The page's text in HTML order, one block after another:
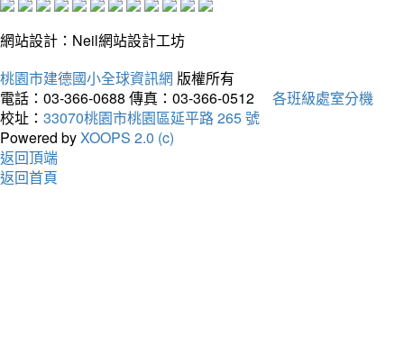
網站設計：Neil網站設計工坊
桃園市建德國小全球資訊網 版權所有
電話：03-366-0688 傳真：03-366-0512
各班級處室分機
校址： 33070桃園市桃園區延平路 265 號
Powered byXOOPS 2.0 (c)
返回頂端
返回首頁